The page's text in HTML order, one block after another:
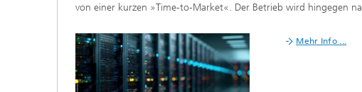
von einer kurzen »Time-to-Market«. Der Betrieb wird hingegen
Mehr Info ...